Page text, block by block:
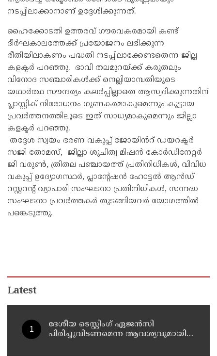
നടപ്പിലാക്കാനാണ് ഉദ്ദേശിക്കുന്നത്.
ഹൈക്കോടതി ഉത്തരവ് ഗൗരവകരമായി കണ്ട്
ദീർഘകാലത്തേക്ക് പ്രയോജനം ലഭിക്കുന്ന
രീതിയിലാകണം പദ്ധതി നടപ്പിലാക്കേണ്ടതെന്ന ജില്ല
കളക്ടർ പറഞ്ഞു. ഭാവി തലമുറയ്ക്ക് കരുതലും
വിനോദ സഞ്ചാരികൾക്ക് നെല്ലിയാമ്പതിയുടെ
യഥാർത്ഥ സൗന്ദര്യം കലർപ്പില്ലാതെ ആസ്വദിക്കുന്നതിന്
പ്ലാസ്റ്റിക് നിരോധനം ഗുണകരമാകുമെന്നും കൂട്ടായ
പ്രവർത്തനത്തിലൂടെ ഇത് സാധ്യമാകുമെന്നും ജില്ലാ
കളക്ടർ പറഞ്ഞു.
തദ്ദേശ സ്വയം ഭരണ വകുപ്പ് ജോയിൻറ് ഡയറക്ടർ
സജി തോമസ്, ജില്ലാ ശുചിത്വ മിഷൻ കോർഡിനേറ്റർ
ജി വരുൺ, ത്രിതല പഞ്ചായത്ത് പ്രതിനിധികൾ, വിവിധ
വകുപ്പ് ഉദ്യോഗസ്ഥർ, പ്ലാന്റേഷൻ ഹോട്ടൽ ആൻഡ്
റസ്റ്ററന്റ് വ്യാപാരി സംഘടനാ പ്രതിനിധികൾ, സന്നദ്ധ
സംഘടനാ പ്രവർത്തകർ തുടങ്ങിയവർ യോഗത്തിൽ
പങ്കെടുത്തു.
Latest
ദേശീയ ടെസ്റ്റിംഗ് ഏജന്‍സി
പിരിച്ചുവിടണമെന്ന ആവശ്യവുമായി